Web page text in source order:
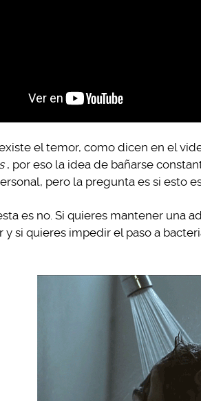
el temor, como dicen en el
, por eso la idea de bañarse
pero la pregunta es si esto
es no. Si quieres mantener una
y si quieres impedir el paso a